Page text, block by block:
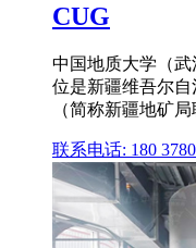
CUG
中国地质大学（
位是新疆维吾尔
（简称新疆地矿
联系电话: 180 3780